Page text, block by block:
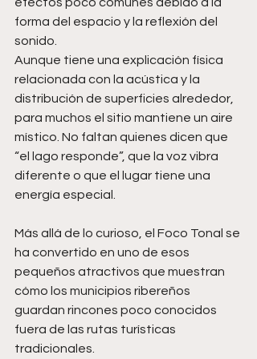
efectos poco comunes debido a la
forma del espacio y la reflexión del
sonido.
Aunque tiene una explicación física
relacionada con la acústica y la
distribución de superficies alrededor,
para muchos el sitio mantiene un aire
místico. No faltan quienes dicen que
“el lago responde”, que la voz vibra
diferente o que el lugar tiene una
energía especial.
Más allá de lo curioso, el Foco Tonal se
ha convertido en uno de esos
pequeños atractivos que muestran
cómo los municipios ribereños
guardan rincones poco conocidos
fuera de las rutas turísticas
tradicionales.